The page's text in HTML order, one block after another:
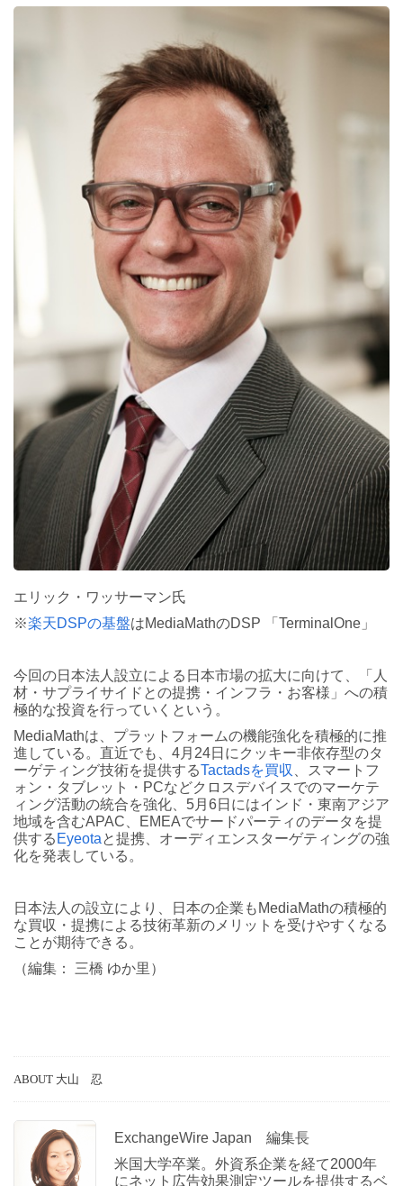
エリック・ワッサーマン氏
※楽天DSPの基盤はMediaMathのDSP 「TerminalOne」
今回の日本法人設立による日本市場の拡大に向けて、「人
材・サプライサイドとの提携・インフラ・お客様」への積
極的な投資を行っていくという。
MediaMathは、プラットフォームの機能強化を積極的に推
進している。直近でも、4月24日にクッキー非依存型のタ
ーゲティング技術を提供するTactadsを買収、スマートフ
ォン・タブレット・PCなどクロスデバイスでのマーケテ
ィング活動の統合を強化、5月6日にはインド・東南アジア
地域を含むAPAC、EMEAでサードパーティのデータを提
供する Eyeotaと提携、オーディエンスターゲティングの強
化を発表している。
日本法人の設立により、日本の企業もMediaMathの積極的
な買収・提携による技術革新のメリットを受けやすくなる
ことが期待できる。
（編集： 三橋 ゆか里）
ABOUT 大山 忍
ExchangeWire Japan 編集長
米国大学卒業。外資系企業を経て2000年
にネット広告効果測定ツールを提供するベ